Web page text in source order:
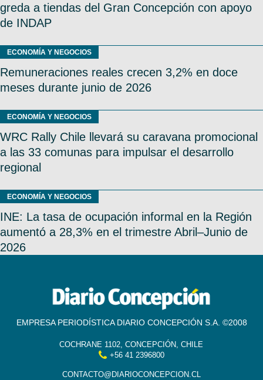
greda a tiendas del Gran Concepción con apoyo
de INDAP
ECONOMÍA Y NEGOCIOS
Remuneraciones reales crecen 3,2% en doce
meses durante junio de 2026
ECONOMÍA Y NEGOCIOS
WRC Rally Chile llevará su caravana promocional
a las 33 comunas para impulsar el desarrollo
regional
ECONOMÍA Y NEGOCIOS
INE: La tasa de ocupación informal en la Región
aumentó a 28,3% en el trimestre Abril–Junio de
2026
EMPRESA PERIODÍSTICA DIARIO CONCEPCIÓN S.A. ©2008
COCHRANE 1102, CONCEPCIÓN, CHILE
+56 41 2396800
CONTACTO@DIARIOCONCEPCION.CL